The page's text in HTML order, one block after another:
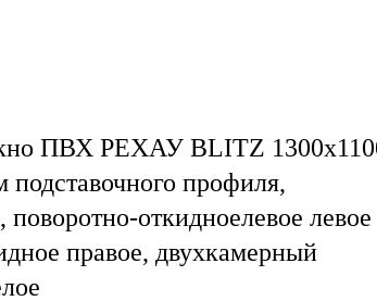
ПВХ РЕХАУ BLITZ
профиля,
поворотно-откидноелевое
правое, двухкамерный